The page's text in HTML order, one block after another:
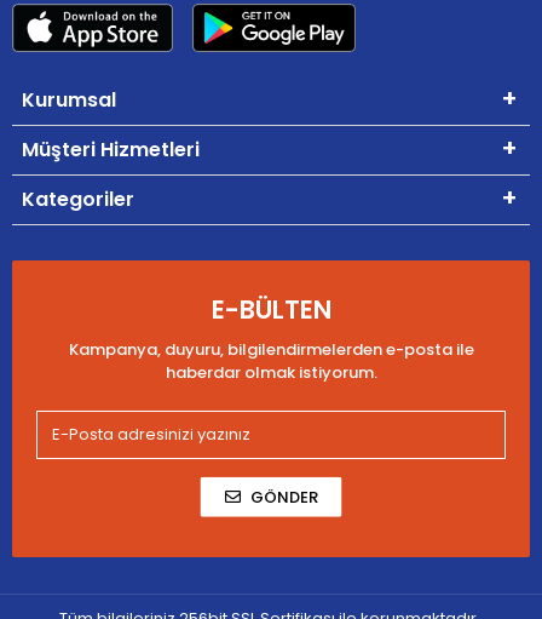
Kurumsal
Müşteri Hizmetleri
Kategoriler
E-BÜLTEN
Kampanya, duyuru, bilgilendirmelerden e-posta ile
haberdar olmak istiyorum.
GÖNDER